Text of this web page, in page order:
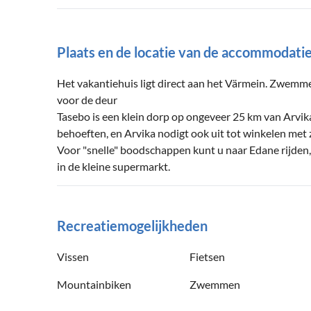
Plaats en de locatie van de
Het vakantiehuis ligt direct aan het Värmein.
voor de deur
Tasebo is een klein dorp op ongeveer 25 km van
behoeften, en Arvika nodigt ook uit tot winkelen met
Voor "snelle" boodschappen kunt u naar Edane
in de kleine supermarkt.
Recreatiemogelijkheden
Vissen Fietsen
Mountainbiken Zwemmen